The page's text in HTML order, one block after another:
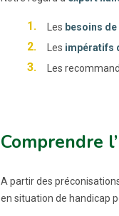
Les besoins
Les impératifs
Les
Comprendre
A partir des
en situation de handicap